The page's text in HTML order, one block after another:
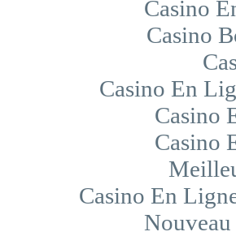
Casino
Casino
Casino En
Casino
Casino
Casino En